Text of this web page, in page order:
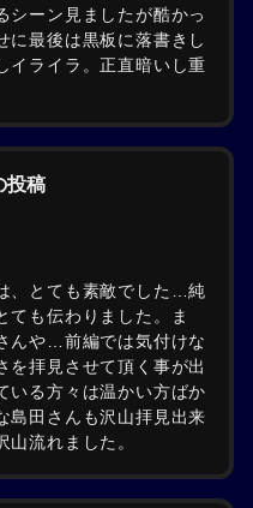
シーン見ましたが酷かっ
に最後は黒板に落書きし
イライラ。正直暗いし重
投稿
、とても素敵でした…純
ても伝わりました。ま
んや…前編では気付けな
を拝見させて頂く事が出
いる方々は温かい方ばか
島田さんも沢山拝見出来
流れました。